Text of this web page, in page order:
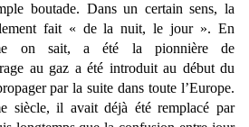
boutade. Dans un certain sens, la
fait « de la nuit, le jour ». En
on sait, a été la pionnière de
au gaz a été introduit au début du
par la suite dans toute l’Europe.
siècle, il avait déjà été remplacé par